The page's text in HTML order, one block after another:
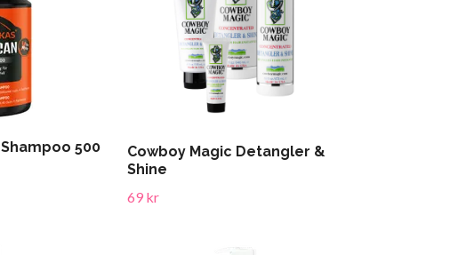
Shampoo 500
Cowboy Magic Detangler &
Shine
69 kr